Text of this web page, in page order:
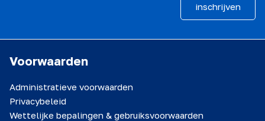
inschrijven
Voorwaarden
Administratieve voorwaarden
Privacybeleid
Wettelijke bepalingen & gebruiksvoorwaarden